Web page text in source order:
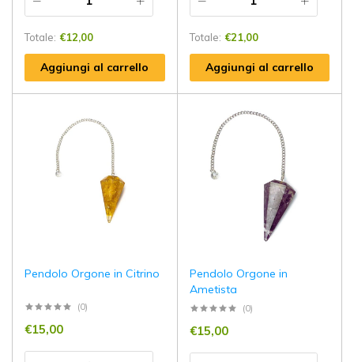
Totale: €12,00
Aggiungi al carrello
Totale: €21,00
Aggiungi al carrello
Pendolo Orgone in Citrino
(0)
€15,00
Pendolo Orgone in
Ametista
(0)
€15,00